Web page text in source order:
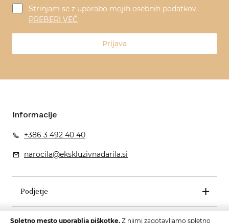
Strinjam se z uporabo mojih osebnih podatkov.
PREBERI VEČ
Prijava
Informacije
+386 3 492 40 40
narocila@ekskluzivnadarila.si
Podjetje
Pogoji poslovanja
Spletno mesto uporablja piškotke. Z njimi zagotavljamo spletno